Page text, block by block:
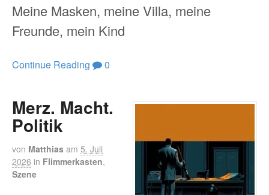
Meine Masken, meine Villa, meine
Freunde, mein Kind
Continue Reading 0
Merz. Macht.
Politik
von Matthias am 5. Juli
2026 in Flimmerkasten,
Szene